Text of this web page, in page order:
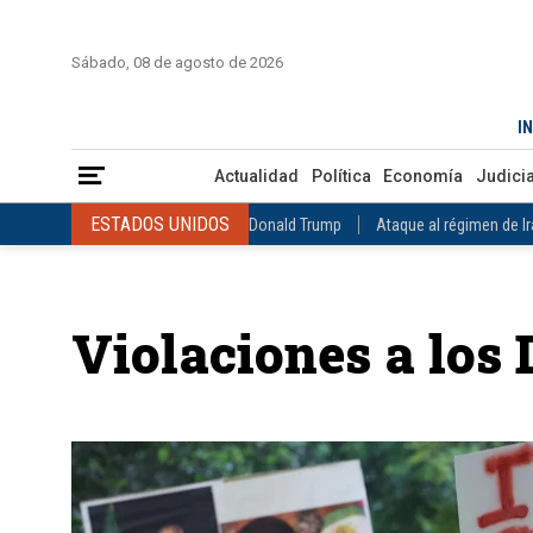
Sábado, 08 de agosto de 2026
Actualidad Política Economía Judicial
ESTADOS UNIDOS Donald Trump Ataque al régimen de
VENEZUELA Juicio contra Maduro Terremoto en
ESTADOS UNIDOS
INTERNACIONAL Raúl Castro José Luis Rodríguez Zapatero
COLOMBIA Elecciones Presidenciales en Colombia Gustavo
Violaciones a los